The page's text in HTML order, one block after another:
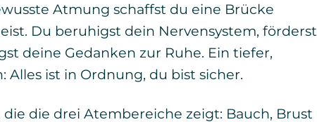
Atmung schaffst du eine Brücke
Du beruhigst dein Nervensystem, förderst
deine Gedanken zur Ruhe. Ein tiefer,
ist in Ordnung, du bist sicher.